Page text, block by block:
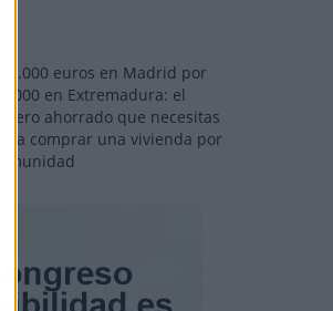
110.000 euros en Madrid por
31.000 en Extremadura: el
dinero ahorrado que necesitas
para comprar una vivienda por
comunidad